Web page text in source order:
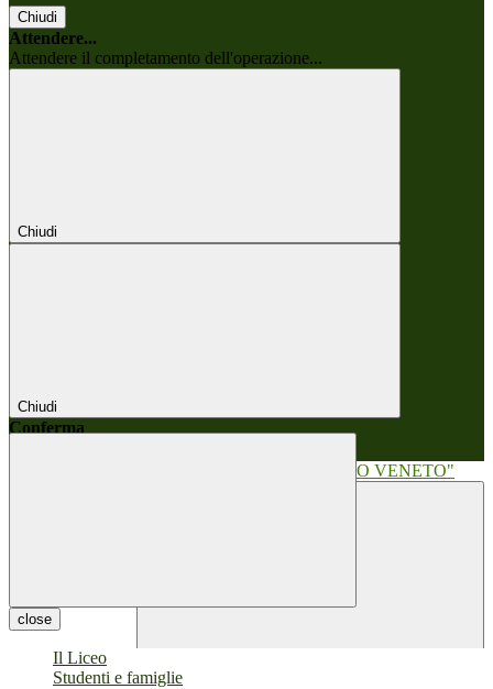
Chiudi
Attendere...
Attendere il completamento dell'operazione...
Chiudi
Chiudi
Conferma
close
Il Liceo
Studenti e famiglie